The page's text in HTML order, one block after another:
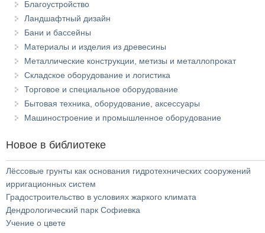
Благоустройство
Ландшафтный дизайн
Бани и бассейны
Материалы и изделия из древесины
Металлические конструкции, метизы и металлопрокат
Складское оборудование и логистика
Торговое и специальное оборудование
Бытовая техника, оборудование, аксессуары
Машиностроение и промышленное оборудование
Новое в библиотеке
Лёссовые грунты как основания гидротехнических сооружений
ирригационных систем
Градостроительство в условиях жаркого климата
Дендрологический парк Софиевка
Учение о цвете